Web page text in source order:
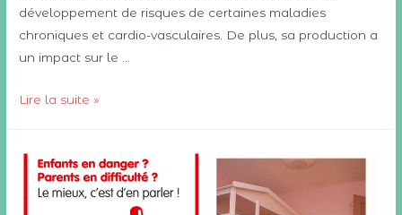
développement de risques de certaines maladies
chroniques et cardio-vasculaires. De plus, sa production a
un impact sur le …
Menu
vers
Lire la suite »